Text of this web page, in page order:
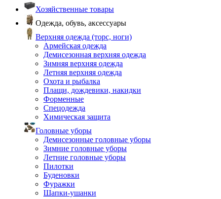
Хозяйственные товары
Одежда, обувь, аксессуары
Верхняя одежда (торс, ноги)
Армейская одежда
Демисезонная верхняя одежда
Зимняя верхняя одежда
Летняя верхняя одежда
Охота и рыбалка
Плащи, дождевики, накидки
Форменные
Спецодежда
Химическая защита
Головные уборы
Демисезонные головные уборы
Зимние головные уборы
Летние головные уборы
Пилотки
Буденовки
Фуражки
Шапки-ушанки